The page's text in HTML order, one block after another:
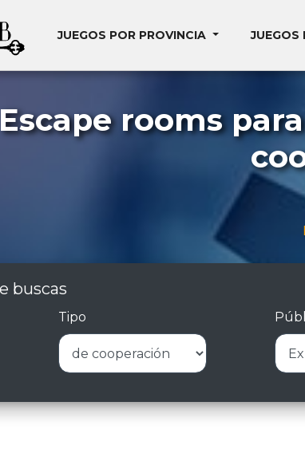
JUEGOS POR PROVINCIA JUEGOS
Escape rooms
buscas
Tipo